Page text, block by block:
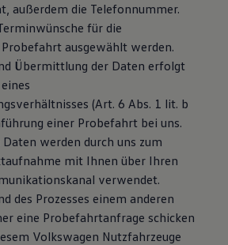
außerdem die Telefonnummer.
für die
ausgewählt werden.
Übermittlung der Daten erfolgt
(Art. 6 Abs. 1 lit. b
einer Probefahrt bei uns.
werden durch uns zum
mit Ihnen über Ihren
verwendet.
des Prozesses einem anderen
eine Probefahrtanfrage schicken
Volkswagen Nutzfahrzeuge